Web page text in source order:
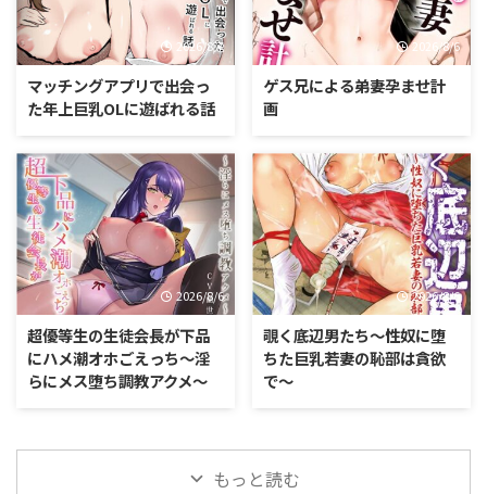
2026/8/7
マッチングアプリで出会っ
た年上巨乳OLに遊ばれる話
2026/8/6
ゲス兄による弟妻孕ませ計
画
2026/8/6
超優等生の生徒会長が下品
にハメ潮オホごえっち〜淫
らにメス堕ち調教アクメ〜
2026/8/6
覗く底辺男たち〜性奴に堕
ちた巨乳若妻の恥部は貪欲
で〜
もっと読む